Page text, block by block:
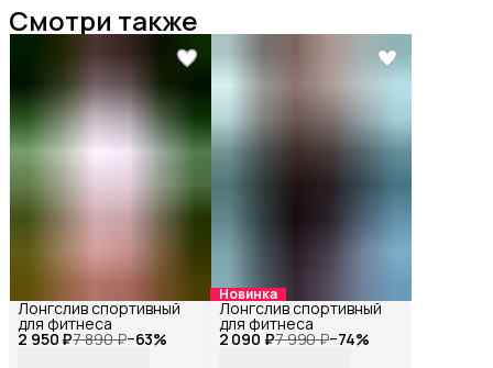
Смотри также
2 950 ₽7 890 ₽−63%
Лонгслив спортивный
для фитнеса
Новинка
2 090 ₽7 990 ₽−74%
Лонгслив спортивный
для фитнеса